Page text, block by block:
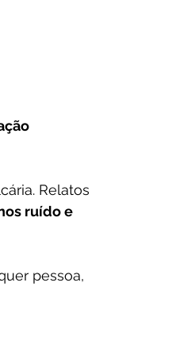
Relatos
ruído e
pessoa,